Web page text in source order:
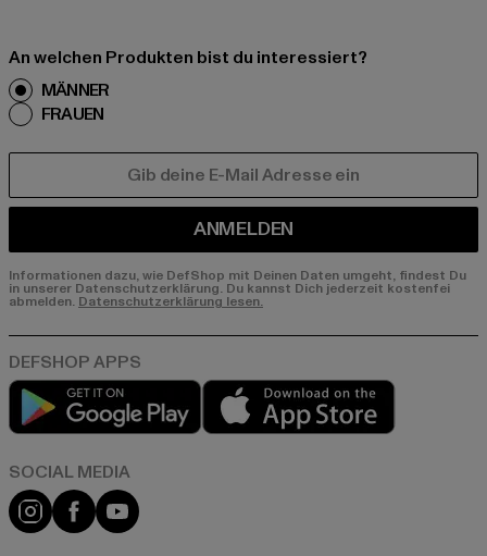
An welchen Produkten bist du interessiert?
MÄNNER
FRAUEN
ANMELDEN
Informationen dazu, wie DefShop mit Deinen Daten umgeht, findest Du
in unserer Datenschutzerklärung. Du kannst Dich jederzeit kostenfei
abmelden. Datenschutzerklärung lesen.
Play market
Instagram
FacebookYouTube